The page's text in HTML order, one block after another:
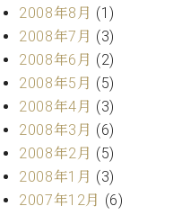
2008年8月 (1)
2008年7月 (3)
2008年6月 (2)
2008年5月 (5)
2008年4月 (3)
2008年3月 (6)
2008年2月 (5)
2008年1月 (3)
2007年12月 (6)